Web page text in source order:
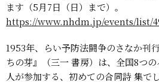
ます（5月7日（日）まで）。
https://www.nhdm.jp/events/list/
1953年、らい予防法闘争のさなか刊
ちの芽』（三一書房）は、全国8つ
人が参加する、初めての合同詩集で